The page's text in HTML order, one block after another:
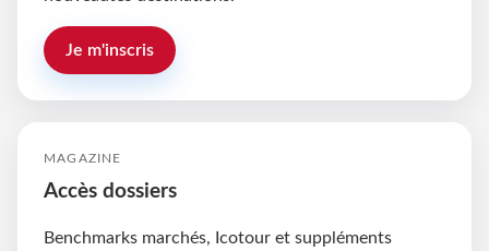
Je m'inscris
MAGAZINE
Accès dossiers
Benchmarks marchés, Icotour et suppléments